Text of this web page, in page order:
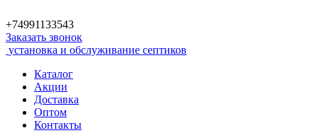
+74991133543
Заказать звонок
установка и обслуживание септиков
Каталог
Акции
Доставка
Оптом
Контакты